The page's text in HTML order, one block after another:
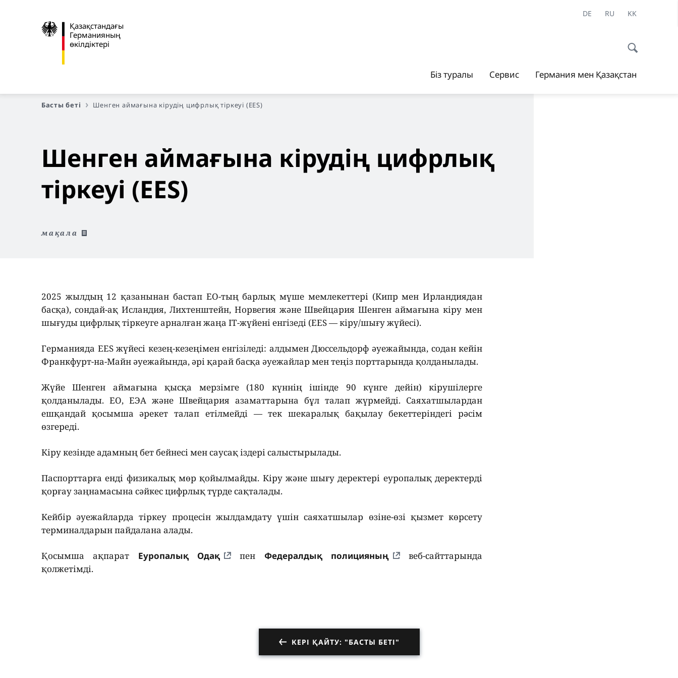
Қазақстандағы
Германияның
өкілдіктері
DE RU KK
Біз туралы Сервис Германия мен Қазақстан
Басты беті Шенген аймағына кірудің цифрлық тіркеуі (EES)
Шенген аймағына кірудің цифрлық
тіркеуі (EES)
мақала
2025 жылдың 12 қазанынан бастап ЕО-тың барлық мүше мемлекеттері (Кипр мен Ирландиядан
басқа), сондай-ақ Исландия, Лихтенштейн, Норвегия және Швейцария Шенген аймағына кіру мен
шығуды цифрлық тіркеуге арналған жаңа ІТ-жүйені енгізеді (EES — кіру/шығу жүйесі).
Германияда EES жүйесі кезең-кезеңімен енгізіледі: алдымен Дюссельдорф әуежайында, содан кейін
Франкфурт-на-Майн әуежайында, әрі қарай басқа әуежайлар мен теңіз порттарында қолданылады.
Жүйе Шенген аймағына қысқа мерзімге (180 күннің ішінде 90 күнге дейін) кірушілерге
қолданылады. ЕО, ЕЭА және Швейцария азаматтарына бұл талап жүрмейді. Саяхатшылардан
ешқандай қосымша әрекет талап етілмейді — тек шекаралық бақылау бекеттеріндегі рәсім
өзгереді.
Кіру кезінде адамның бет бейнесі мен саусақ іздері салыстырылады.
Паспорттарға енді физикалық мөр қойылмайды. Кіру және шығу деректері еуропалық деректерді
қорғау заңнамасына сәйкес цифрлық түрде сақталады.
Кейбір әуежайларда тіркеу процесін жылдамдату үшін саяхатшылар өзіне-өзі қызмет көрсету
терминалдарын пайдалана алады.
Қосымша ақпарат Еуропалық Одақ пен Федералдық полицияның
веб-сайттарында
қолжетімді.
КЕРІ ҚАЙТУ: "БАСТЫ БЕТІ"